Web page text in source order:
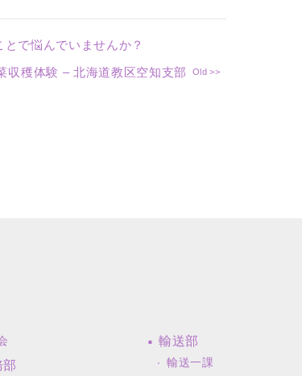
とで悩んでいませんか？
収穫体験 – 北海道教区空知支部
部
輸送部
輸送一課